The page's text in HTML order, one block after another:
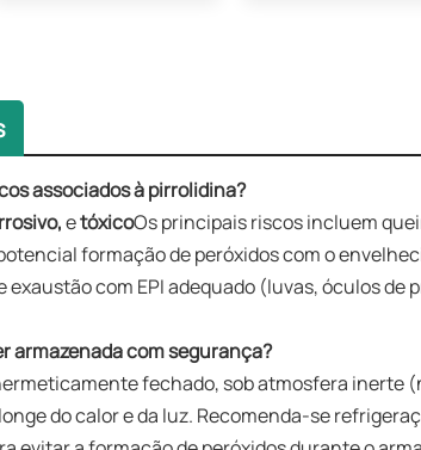
associados à pirrolidina?
etóxicoOs principais riscos incluem
formação de peróxidos com o
exaustão com EPI adequado (luvas, óculos de
armazenada com segurança?
fechado, sob atmosfera inerte
do calor e da luz. Recomenda-se